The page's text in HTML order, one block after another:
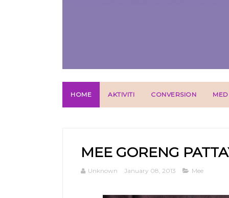
HOME AKTIVITI CONVERSION
MEE GORENG
Unknown January 08, 2013 Mee